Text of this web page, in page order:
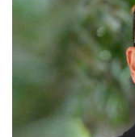
กรณีการตรวจสอบงบ
โดย สตง. รักชนกอธิ
ปัญหาที่เกิดขึ้นเป็นค
ไม่ได้มีลักษณะของก
เรื่องนี้อย่างต่อเนื่อง
ประมาณ หรือกรมบั
แก้ไขปัญหาระบบบัญ